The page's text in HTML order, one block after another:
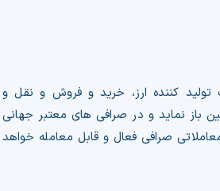
کننده ارز، خرید و فروش و نقل و
باز نماید و در صرافی های معتبر جهانی
صرافی فعال و قابل معامله خواهد